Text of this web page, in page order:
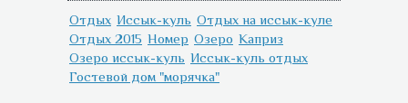
Отдых Иссык-куль Отдых на иссык-куле
Отдых 2015 Номер Озеро Каприз
Озеро иссык-куль Иссык-куль отдых
Гостевой дом "морячка"